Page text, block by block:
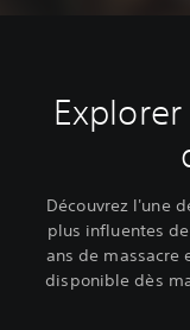
Découvrez l'une
plus influentes
ans de massacre
disponible dès